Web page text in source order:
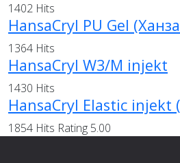
1402 Hits
HansaCryl PU Gel
1364 Hits
HansaCryl W3/M injekt
1430 Hits
HansaCryl Elastic injekt
1854 Hits Rating 5.00